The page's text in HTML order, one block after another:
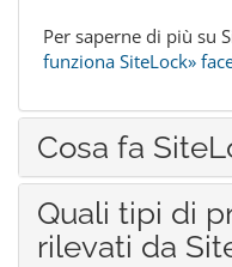
Per saperne di più su
funziona SiteLock»
Cosa fa
Quali tipi di
rilevati da